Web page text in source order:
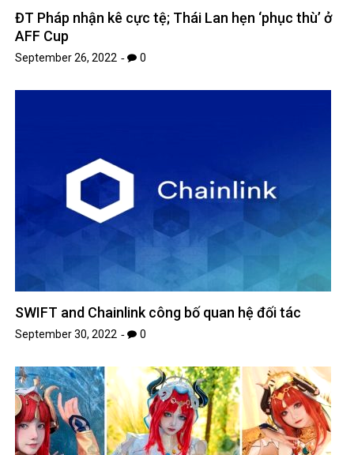
ĐT Pháp nhận kê cực tệ; Thái Lan hẹn ‘phục thù’ ở
AFF Cup
September 26, 2022 0
SWIFT and Chainlink công bố quan hệ đối tác
September 30, 2022 0